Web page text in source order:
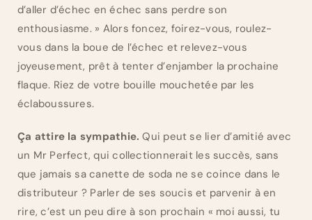
d’aller d’échec en échec sans perdre son
enthousiasme. » Alors foncez, foirez-vous, roulez-
vous dans la boue de l’échec et relevez-vous
joyeusement, prêt à tenter d’enjamber la prochaine
flaque. Riez de votre bouille mouchetée par les
éclaboussures.
Ça attire la sympathie. Qui peut se lier d’amitié avec
un Mr Perfect, qui collectionnerait les succès, sans
que jamais sa canette de soda ne se coince dans le
distributeur ? Parler de ses soucis et parvenir à en
rire, c’est un peu dire à son prochain « moi aussi, tu